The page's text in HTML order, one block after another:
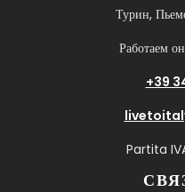
Турин,
Работаем
+39
Partita